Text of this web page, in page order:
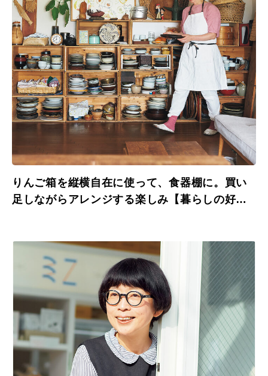
りんご箱を縦横自在に使って、食器棚に。買い
足しながらアレンジする楽しみ【暮らしの好き